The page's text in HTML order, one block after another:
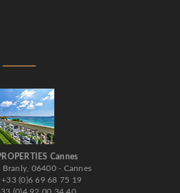
Cannes
Branly, 06400 - Cannes
+33 (0)6 69 68 75 19